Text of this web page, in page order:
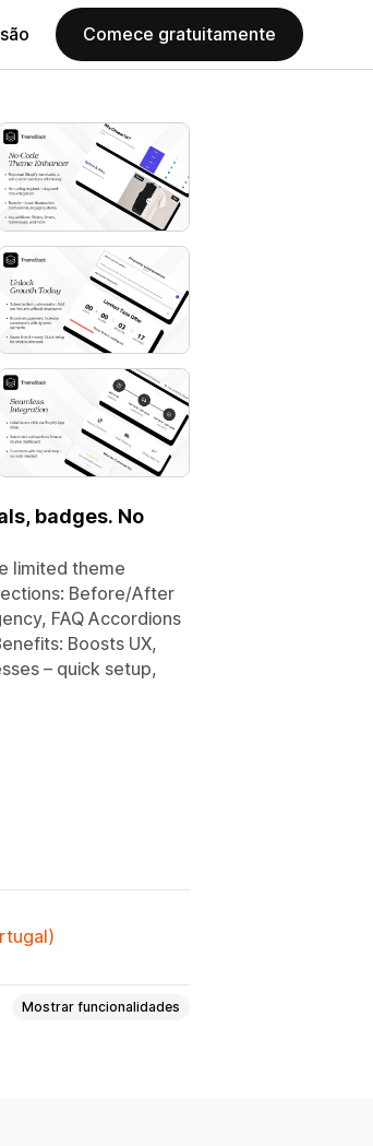
Comece gratuitamente
badges. No
limited theme
Before/After
FAQ Accordions
Boosts UX,
– quick setup,
Mostrar funcionalidades